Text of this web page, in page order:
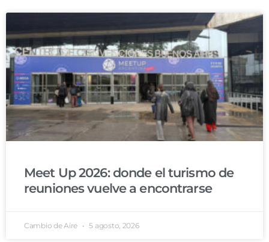
Meet Up 2026: donde el turismo de
reuniones vuelve a encontrarse
Cambio de Aire 5 agosto, 2026